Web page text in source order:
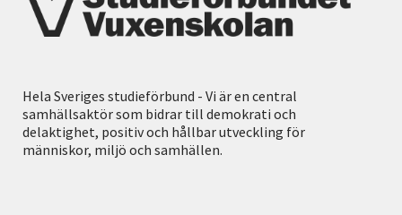
Hela Sveriges studieförbund - Vi är en central
samhällsaktör som bidrar till demokrati och
delaktighet, positiv och hållbar utveckling för
människor, miljö och samhällen.